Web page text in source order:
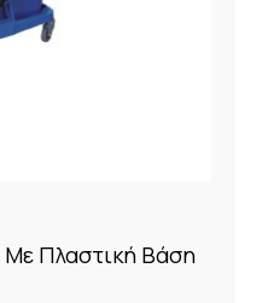
Πλαστική Βάση